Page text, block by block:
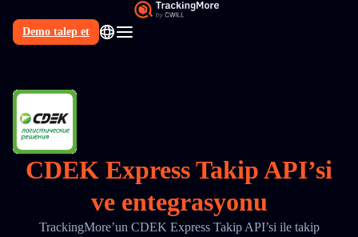
Demo talep et
CDEK Express Takip API’si
ve entegrasyonu
TrackingMore’un CDEK Express Takip API’si ile takip